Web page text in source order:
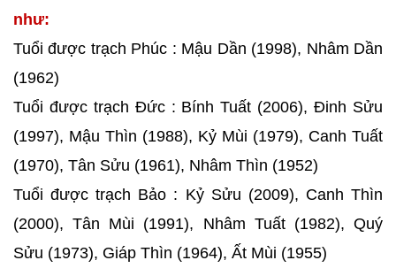
như:
Tuổi được trạch Phúc : Mậu Dần (1998), Nhâm Dần
(1962)
Tuổi được trạch Đức : Bính Tuất (2006), Đinh Sửu
(1997), Mậu Thìn (1988), Kỷ Mùi (1979), Canh Tuất
(1970), Tân Sửu (1961), Nhâm Thìn (1952)
Tuổi được trạch Bảo : Kỷ Sửu (2009), Canh Thìn
(2000), Tân Mùi (1991), Nhâm Tuất (1982), Quý
Sửu (1973), Giáp Thìn (1964), Ất Mùi (1955)